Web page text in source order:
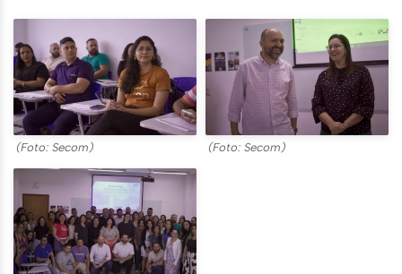
(Foto: Secom) (Foto: Secom)